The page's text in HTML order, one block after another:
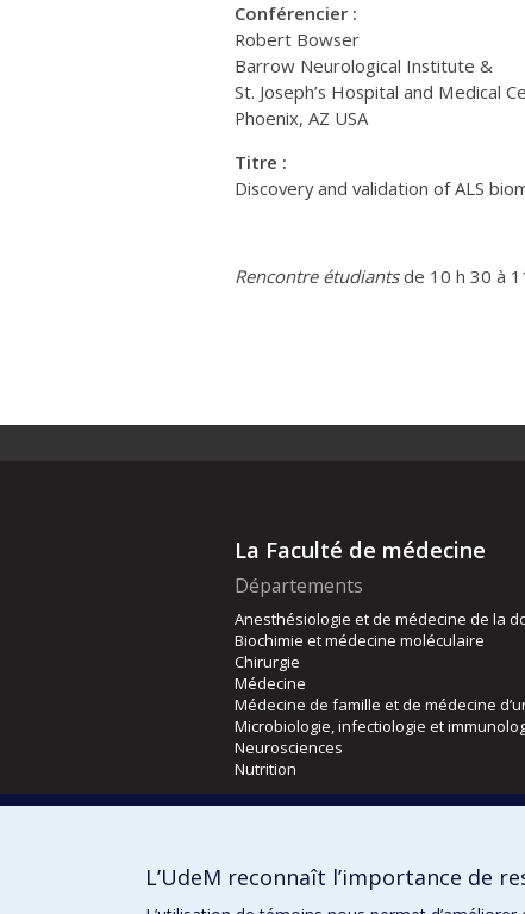
Conférencier :
Robert Bowser
Barrow Neurological Institute &
St. Joseph’s Hospital and Medical
Phoenix, AZ USA
Titre :
Discovery and validation of ALS
Rencontre étudiantsde 10 h 30 à
La Faculté de médecine
Départements
Anesthésiologie et de médecine de la
Biochimie et médecine moléculaire
Chirurgie
Médecine
Médecine de famille et de médecine
Microbiologie, infectiologie et
Neurosciences
Nutrition
Orthophonie et audiologie
L’UdeM reconnaît l’importance de